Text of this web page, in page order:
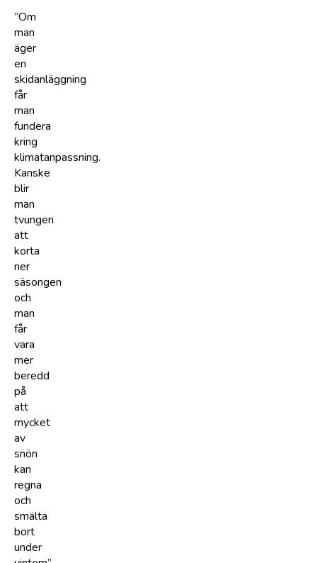
”Om
man
äger
en
skidanläggning
får
man
fundera
kring
klimatanpassning.
Kanske
blir
man
tvungen
att
korta
ner
säsongen
och
man
får
vara
mer
beredd
på
att
mycket
av
snön
kan
regna
och
smälta
bort
under